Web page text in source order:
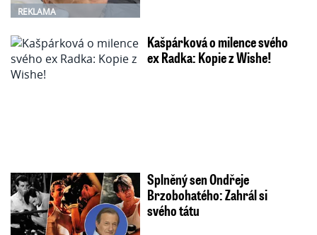
REKLAMA
Kašpárková o milence svého
ex Radka: Kopie z Wishe!
Splněný sen Ondřeje
Brzobohatého: Zahrál si
svého tátu